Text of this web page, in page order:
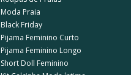
Moda Praia
Black Friday
Pijama Feminino Curto
Pijama Feminino Longo
Short Doll Feminino